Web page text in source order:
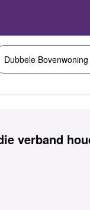
verband